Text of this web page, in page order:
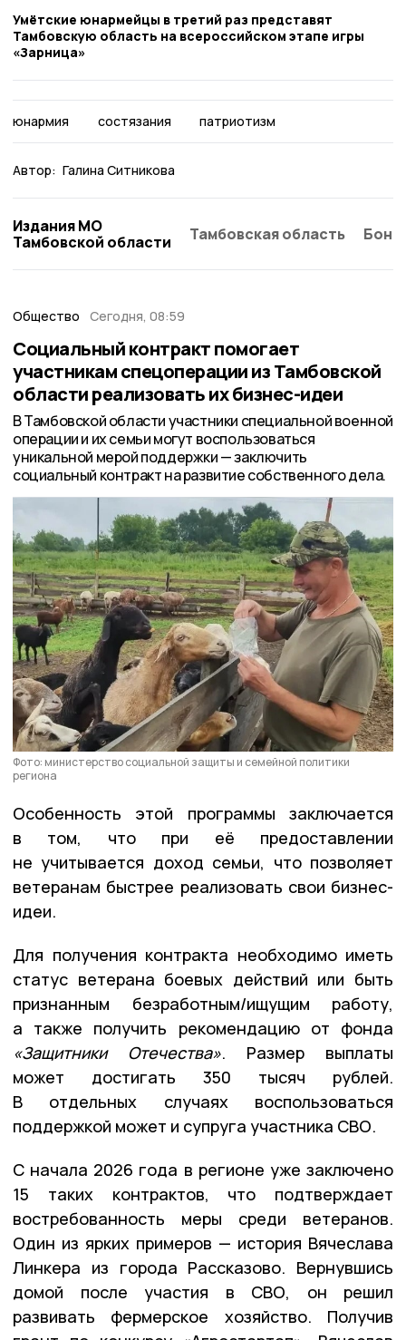
Умётские юнармейцы в третий раз представят
Тамбовскую область на всероссийском этапе игры
«Зарница»
юнармия состязания патриотизм
Автор: Галина Ситникова
Издания МО
Тамбовской области
Тамбовская область
Общество Сегодня, 08:59
Социальный контракт помогает
участникам спецоперации из Тамбовской
области реализовать их бизнес-идеи
В Тамбовской области участники специальной военной
операции и их семьи могут воспользоваться
уникальной мерой поддержки — заключить
социальный контракт на развитие собственного дела.
Фото: министерство социальной защиты и семейной политики
региона
Особенность этой программы заключается
в том, что при её предоставлении
не учитывается доход семьи, что позволяет
ветеранам быстрее реализовать свои бизнес-
идеи.
Для получения контракта необходимо иметь
статус ветерана боевых действий или быть
признанным безработным/ищущим работу,
а также получить рекомендацию от фонда
«Защитники Отечества». Размер выплаты
может достигать 350 тысяч рублей.
В отдельных случаях воспользоваться
поддержкой может и супруга участника СВО.
С начала 2026 года в регионе уже заключено
15 таких контрактов, что подтверждает
востребованность меры среди ветеранов.
Один из ярких примеров — история Вячеслава
Линкера из города Рассказово. Вернувшись
домой после участия в СВО, он решил
развивать фермерское хозяйство. Получив